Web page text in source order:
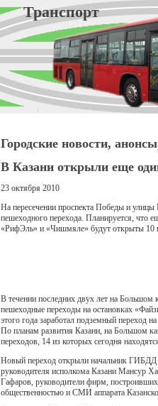
Городские новости,
В Казани открыли еще
23 октября 2010
На пересечении проспекта Победы и
пешеходного перехода. Планируется, что
«РифЭль» и «Чишмяле» будут открыты 10
В течении последних двух лет на Большом
пешеходные переходы на остановках
этого года заработал подземный переход
По планам развития Казани, на Большом
переходов, 14 из которых сегодня
Новый переход открыли начальник
руководителя исполкома Казани Мансур
Гафаров, руководители фирм,
общественностью и СМИ аппарата